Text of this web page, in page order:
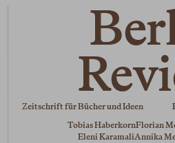
Zeitschrift für Bücher und Ideen
Tobias HaberkornFlorian
Eleni KaramaliAnnika